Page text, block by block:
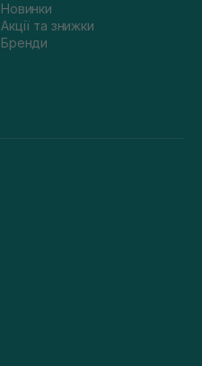
Новинки
Акції та знижки
Бренди